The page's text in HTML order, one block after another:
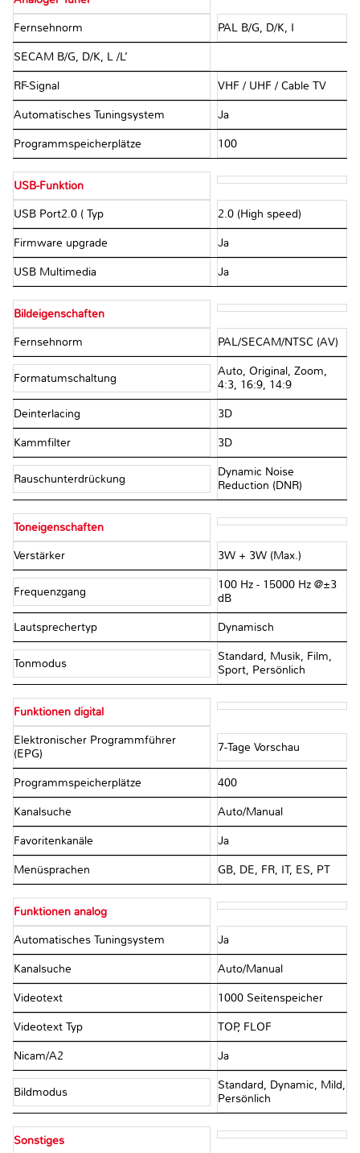
Fernsehnorm PAL B/G, D/K, I
SECAM B/G, D/K, L /L’
RF-Signal VHF / UHF / Cable TV
Automatisches Tuningsystem Ja
Programmspeicherplätze 100
USB-Funktion
USB Port2.0 ( Typ 2.0 (High speed)
Firmware upgrade Ja
USB Multimedia Ja
Bildeigenschaften
Fernsehnorm PAL/SECAM/NTSC (AV)
Formatumschaltung
Auto, Original, Zoom,
4:3, 16:9, 14:9
Deinterlacing 3D
Kammfilter 3D
Rauschunterdrückung
Dynamic Noise
Reduction (DNR)
Toneigenschaften
Verstärker 3W + 3W (Max.)
Frequenzgang
100 Hz - 15000 Hz @±3
dB
Lautsprechertyp Dynamisch
Tonmodus
Standard, Musik, Film,
Sport, Persönlich
Funktionen digital
Elektronischer Programmführer
(EPG)
7-Tage Vorschau
Programmspeicherplätze 400
Kanalsuche Auto/Manual
Favoritenkanäle Ja
Menüsprachen GB, DE, FR, IT, ES, PT
Funktionen analog
Automatisches Tuningsystem Ja
Kanalsuche Auto/Manual
Videotext 1000 Seitenspeicher
Videotext Typ TOP, FLOF
Nicam/A2 Ja
Bildmodus
Standard, Dynamic, Mild,
Persönlich
Sonstiges